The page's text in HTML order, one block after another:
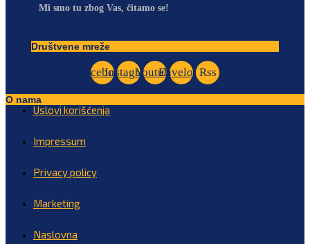
Mi smo tu zbog Vas, čitamo se!
Društvene mreže
Facebook
InstagramYoutubeEnvelopeRss
O nama
Uslovi korišćenja
Impressum
Privacy policy
Marketing
Naslovna